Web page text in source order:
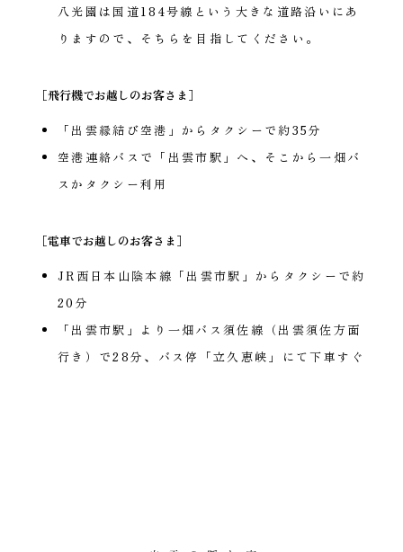
八光園は国道184号線という大きな道路沿いにあ
りますので、そちらを目指してください。
［飛行機でお越しのお客さま］
「出雲縁結び空港」からタクシーで約35分
空港連絡バスで「出雲市駅」へ、そこから一畑バ
スかタクシー利用
［電車でお越しのお客さま］
JR西日本山陰本線「出雲市駅」からタクシーで約
20分
「出雲市駅」より一畑バス須佐線（出雲須佐方面
行き）で28分、バス停「立久恵峡」にて下車すぐ